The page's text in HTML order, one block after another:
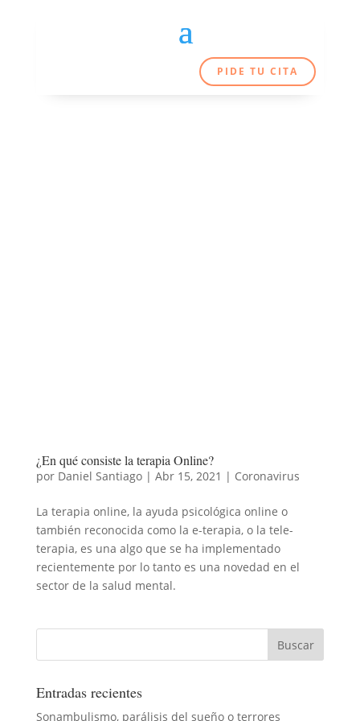
PIDE TU CITA
¿En qué consiste la terapia Online?
por Daniel Santiago| Abr 15, 2021 | Coronavirus
La terapia online, la ayuda psicológica online o
también reconocida como la e-terapia, o la tele-
terapia, es una algo que se ha implementado
recientemente por lo tanto es una novedad en el
sector de la salud mental.
Entradas recientes
Sonambulismo, parálisis del sueño o terrores